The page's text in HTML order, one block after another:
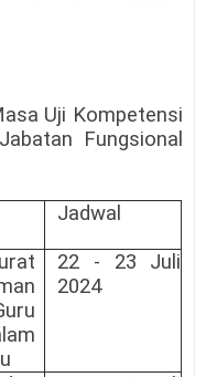
Uji Kompetensi
Fungsional
Jadwal
22 - 23 Juli
2024